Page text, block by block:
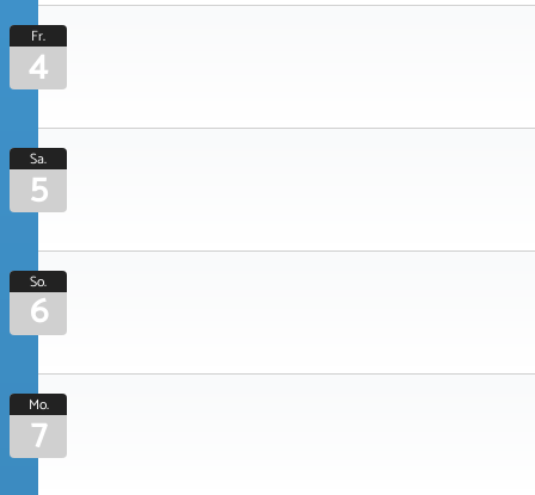
Fr.
4
Sa.
5
So.
6
Mo.
7